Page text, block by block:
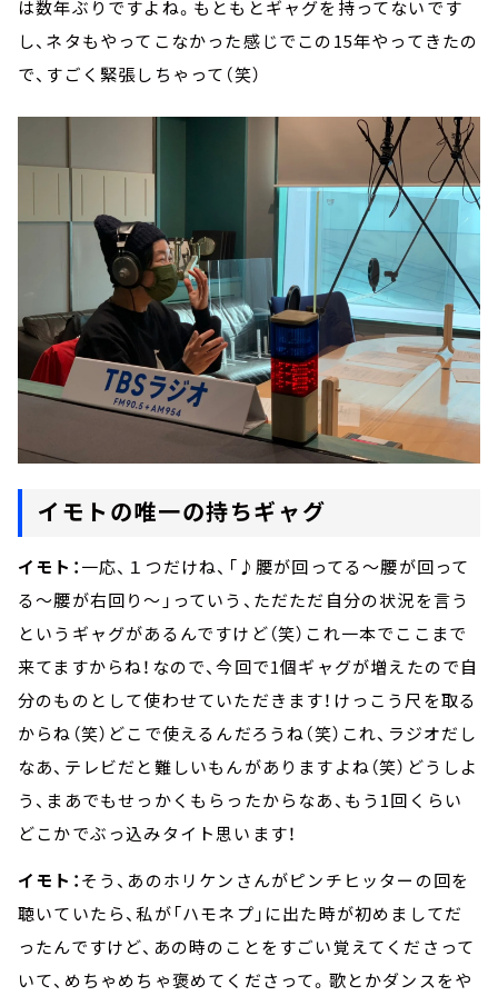
は数年ぶりですよね。もともとギャグを持ってないです
し、ネタもやってこなかった感じでこの15年やってきたの
で、すごく緊張しちゃって（笑）
イモトの唯一の持ちギャグ
イモト：一応、１つだけね、「♪腰が回ってる～腰が回って
る～腰が右回り～」っていう、ただただ自分の状況を言う
というギャグがあるんですけど（笑）これ一本でここまで
来てますからね！なので、今回で1個ギャグが増えたので自
分のものとして使わせていただきます！けっこう尺を取る
からね（笑）どこで使えるんだろうね（笑）これ、ラジオだし
なあ、テレビだと難しいもんがありますよね（笑）どうしよ
う、まあでもせっかくもらったからなあ、もう1回くらい
どこかでぶっ込みタイト思います！
イモト：そう、あのホリケンさんがピンチヒッターの回を
聴いていたら、私が「ハモネプ」に出た時が初めましてだ
ったんですけど、あの時のことをすごい覚えてくださって
いて、めちゃめちゃ褒めてくださって。歌とかダンスをや